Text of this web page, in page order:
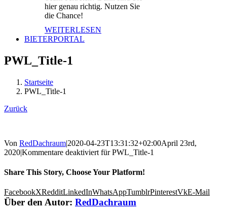
hier genau richtig. Nutzen Sie
die Chance!
WEITERLESEN
BIETERPORTAL
PWL_Title-1
Startseite
PWL_Title-1
Zurück
Von RedDachraum|2020-04-23T13:31:32+02:00April 23rd,
2020|Kommentare deaktiviert für PWL_Title-1
Share This Story, Choose Your Platform!
FacebookXRedditLinkedInWhatsAppTumblrPinterestVkE-Mail
Über den Autor: RedDachraum